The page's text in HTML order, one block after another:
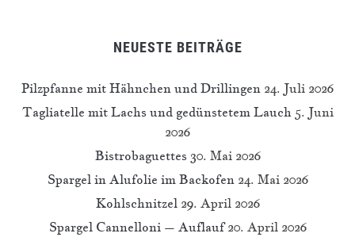
NEUESTE BEITRÄGE
Pilzpfanne mit Hähnchen und Drillingen 24. Juli 2026
Tagliatelle mit Lachs und gedünstetem Lauch 5. Juni
2026
Bistrobaguettes 30. Mai 2026
Spargel in Alufolie im Backofen 24. Mai 2026
Kohlschnitzel 29. April 2026
Spargel Cannelloni – Auflauf 20. April 2026